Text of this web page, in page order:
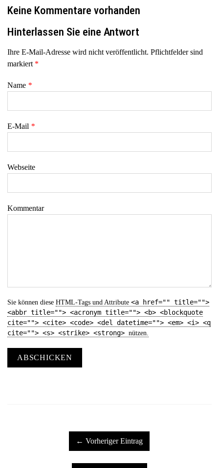
Keine Kommentare vorhanden
Hinterlassen Sie eine Antwort
Ihre E-Mail-Adresse wird nicht veröffentlicht. Pflichtfelder sind
markiert *
Name *
E-Mail *
Webseite
Kommentar
Sie können diese HTML-Tags und Attribute <a href="" title="">
<abbr title=""> <acronym title=""> <b> <blockquote
cite=""> <cite> <code> <del datetime=""> <em> <i> <q
cite=""> <s> <strike> <strong> nützen.
ABSCHICKEN
← Vorheriger Eintrag